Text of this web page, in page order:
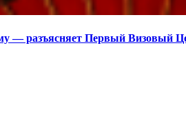
— разъясняет Первый Визовый